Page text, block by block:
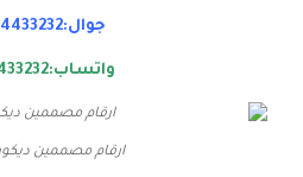
جوال:0544433232
واتساب:0544433232
ارقام مصممين